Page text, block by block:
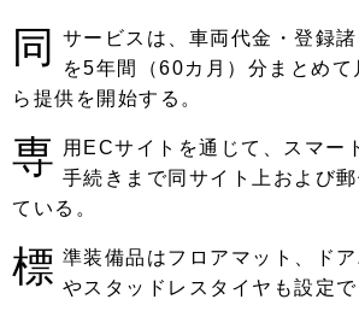
九州
注目の記事
シ
ディテイリング
フィ
鈑金・塗装
特集記事
ストップ
ショップ紹介
同
サービスは、車両代金・登録
を5年間（60カ月）分まとめ
ら提供を開始する。
専 用ECサイトを通じて、スマー
手続きまで同サイト上および
ている。
標 準装備品はフロアマット、ド
やスタッドレスタイヤも設定で